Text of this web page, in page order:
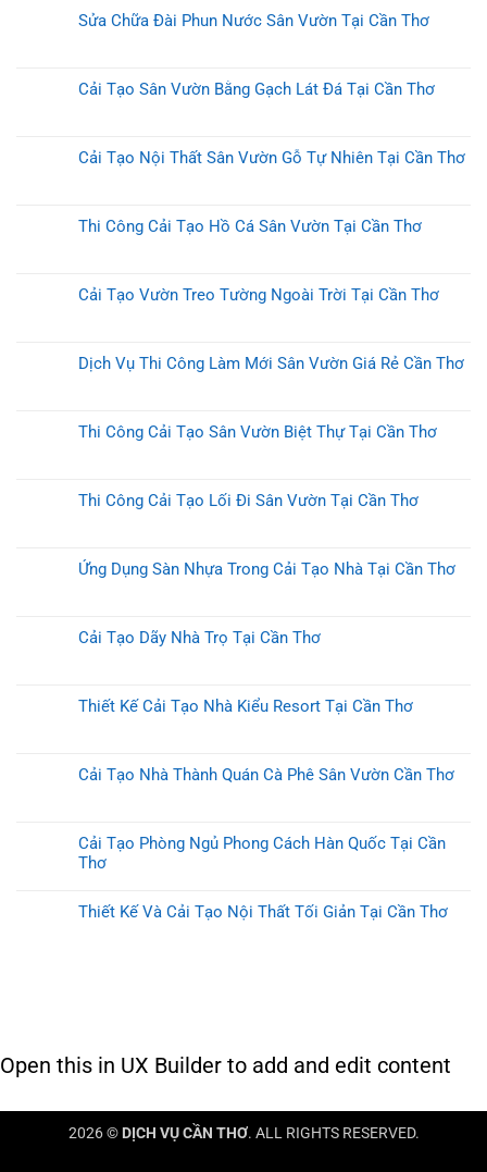
Sửa Chữa Đài Phun Nước Sân Vườn Tại Cần Thơ
Cải Tạo Sân Vườn Bằng Gạch Lát Đá Tại Cần Thơ
Cải Tạo Nội Thất Sân Vườn Gỗ Tự Nhiên Tại Cần Thơ
Thi Công Cải Tạo Hồ Cá Sân Vườn Tại Cần Thơ
Cải Tạo Vườn Treo Tường Ngoài Trời Tại Cần Thơ
Dịch Vụ Thi Công Làm Mới Sân Vườn Giá Rẻ Cần Thơ
Thi Công Cải Tạo Sân Vườn Biệt Thự Tại Cần Thơ
Thi Công Cải Tạo Lối Đi Sân Vườn Tại Cần Thơ
Ứng Dụng Sàn Nhựa Trong Cải Tạo Nhà Tại Cần Thơ
Cải Tạo Dãy Nhà Trọ Tại Cần Thơ
Thiết Kế Cải Tạo Nhà Kiểu Resort Tại Cần Thơ
Cải Tạo Nhà Thành Quán Cà Phê Sân Vườn Cần Thơ
Cải Tạo Phòng Ngủ Phong Cách Hàn Quốc Tại Cần
Thơ
Thiết Kế Và Cải Tạo Nội Thất Tối Giản Tại Cần Thơ
Open this in UX Builder to add and edit content
2026 © DỊCH VỤ CẦN THƠ. ALL RIGHTS RESERVED.